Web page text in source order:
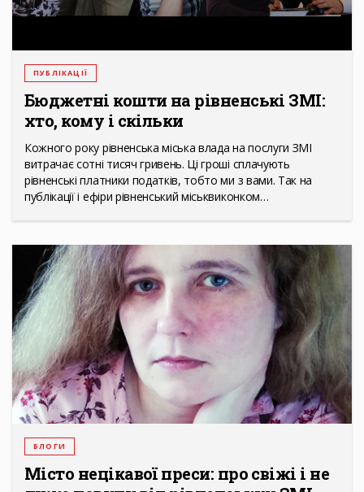
ПУБЛІКАЦІЇ
Бюджетні кошти на рівненські ЗМІ:
хто, кому і скільки
Кожного року рівненська міська влада на послуги ЗМІ
витрачає сотні тисяч гривень. Ці гроші сплачують
рівненські платники податків, тобто ми з вами. Так на
публікації і ефіри рівненський міськвиконком…
БЛОГИ
Місто нецікавої преси: про свіжі і не